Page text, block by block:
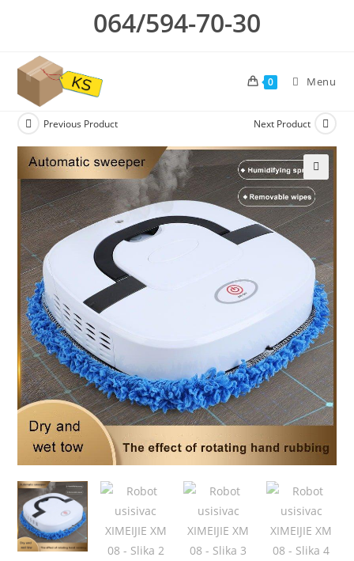
064/594-70-30
0 Menu
Previous Product Next Product
🔍